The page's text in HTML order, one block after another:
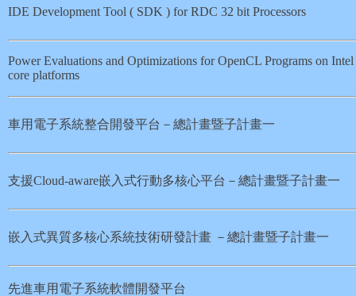
IDE Development Tool ( SDK ) for RDC 32 bit Processors
Power Evaluations and Optimizations for OpenCL Programs on
core platforms
車用電子系統整合開發平台－總計畫暨子計畫一
支援Cloud-aware嵌入式行動多核心平台－總計畫暨子計畫一
嵌入式異質多核心系統技術研發計畫 －總計畫暨子計畫一
先進車用電子系統軟體開發平台